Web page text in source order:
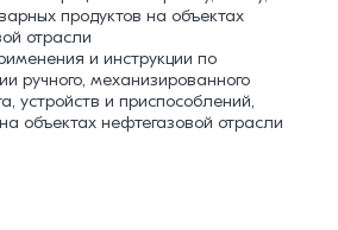
продуктов на объектах
отрасли
и инструкции по
ручного, механизированного
устройств и приспособлений,
объектах нефтегазовой отрасли